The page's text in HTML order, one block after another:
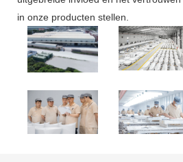
in onze producten stellen.